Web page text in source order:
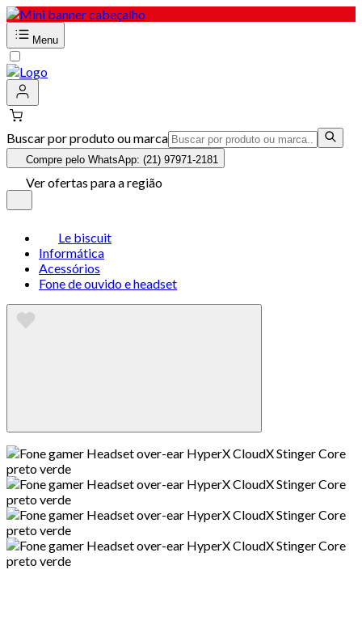
Menu
Buscar por produto ou marca
Compre pelo WhatsApp: (21) 97971-2181
Ver ofertas para a região
Le biscuit
Informática
Acessórios
Fone de ouvido e headset